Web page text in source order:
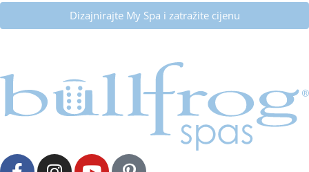
Dizajnirajte My Spa i zatražite cijenu